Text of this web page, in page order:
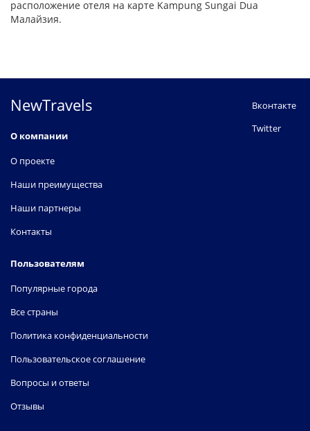
расположение отеля на карте Kampung Sungai Dua
Малайзия.
NewTravels
О компании
О проекте
Наши преимущества
Наши партнеры
Контакты
Пользователям
Популярные города
Все страны
Политика конфиденциальности
Пользовательское соглашение
Вопросы и ответы
Отзывы
Вконтакте
Twitter